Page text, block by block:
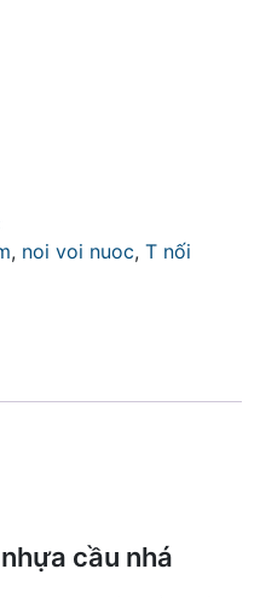
, noi voi nuoc, T nối
cầu nhá